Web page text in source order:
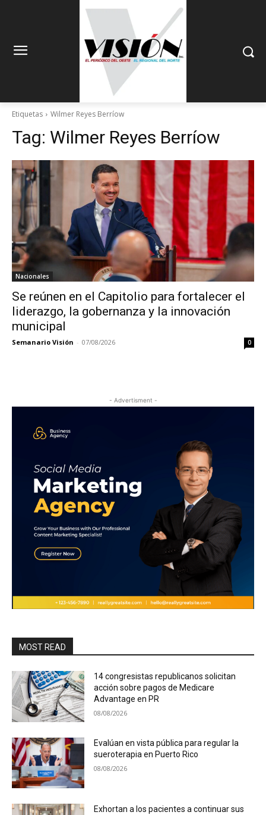
Etiquetas Wilmer Reyes Berríow
Tag: Wilmer Reyes Berríow
Nacionales
Se reúnen en el Capitolio para fortalecer el
liderazgo, la gobernanza y la innovación
municipal
Semanario Visión - 07/08/2026 0
- Advertisment -
MOST READ
14 congresistas republicanos solicitan
acción sobre pagos de Medicare
Advantage en PR
08/08/2026
Evalúan en vista pública para regular la
sueroterapia en Puerto Rico
08/08/2026
Exhortan a los pacientes a continuar sus